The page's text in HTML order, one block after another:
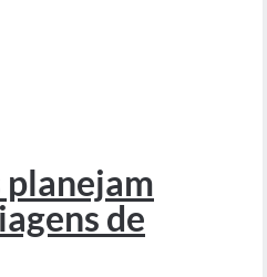
planejam
de